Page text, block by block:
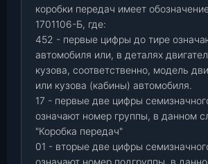
коробки передач имеет
1701106-Б, где:
452 - первые цифры до тире
автомобиля или, в деталях
кузова, соответственно, модель
или кузова (кабины) автомобиля.
17 - первые две цифры
означают номер группы, в данном
"Коробка передач"
01 - вторые две цифры
означают номер подгруппы, в